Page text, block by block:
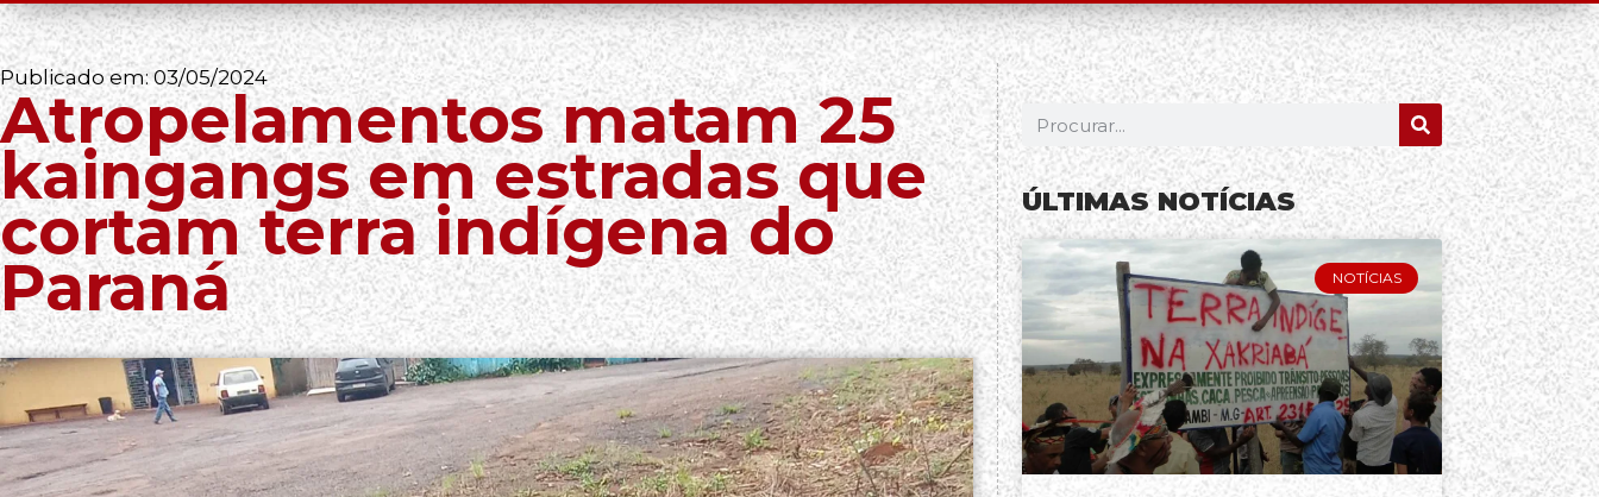
Publicado em:03/05/2024
Atropelamentos matam 25
kaingangs em estradas que
cortam terra indígena do
Paraná
ÚLTIMAS NOTÍCIAS
NOTÍCIAS